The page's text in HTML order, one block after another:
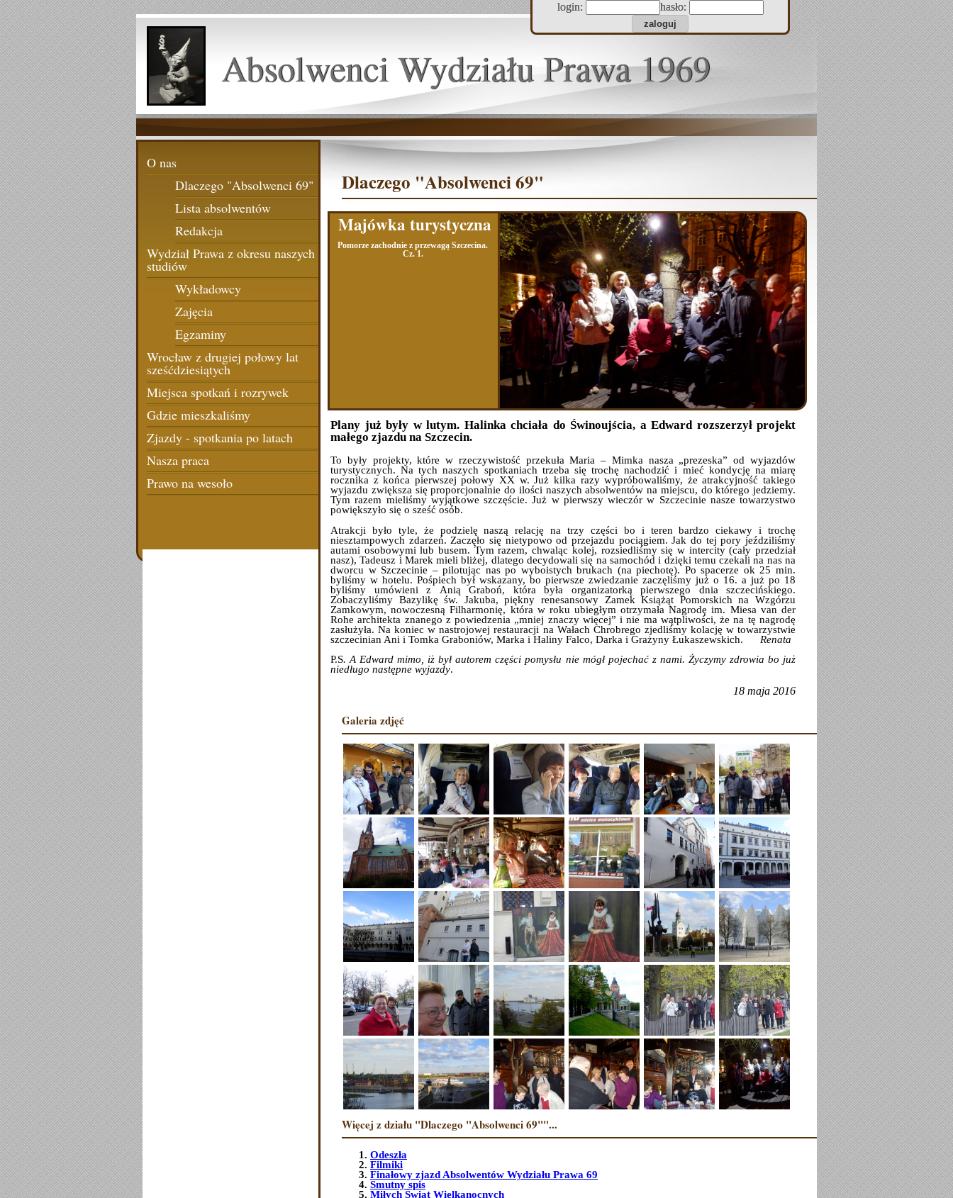
login: hasło:
Absolwenci Wydziału Prawa 1969
O nas
Dlaczego "Absolwenci 69"
Lista absolwentów
Redakcja
Wydział Prawa z okresu naszych
studiów
Wykładowcy
Zajęcia
Egzaminy
Wrocław z drugiej połowy lat
sześćdziesiątych
Miejsca spotkań i rozrywek
Gdzie mieszkaliśmy
Zjazdy - spotkania po latach
Nasza praca
Prawo na wesoło
Dlaczego "Absolwenci 69"
Majówka turystyczna
Pomorze zachodnie z przewagą Szczecina.
Cz. 1.
Plany już były w lutym. Halinka chciała do Świnoujścia, a Edward rozszerzył projekt
małego zjazdu na Szczecin.
To były projekty, które w rzeczywistość przekuła Maria – Mimka nasza „prezeska” od wyjazdów
turystycznych. Na tych naszych spotkaniach trzeba się trochę nachodzić i mieć kondycję na miarę
rocznika z końca pierwszej połowy XX w. Już kilka razy wypróbowaliśmy, że atrakcyjność takiego
wyjazdu zwiększa się proporcjonalnie do ilości naszych absolwentów na miejscu, do którego jedziemy.
Tym razem mieliśmy wyjątkowe szczęście. Już w pierwszy wieczór w Szczecinie nasze towarzystwo
powiększyło się o sześć osób.
Atrakcji było tyle, że podzielę naszą relację na trzy części bo i teren bardzo ciekawy i trochę
niesztampowych zdarzeń. Zaczęło się nietypowo od przejazdu pociągiem. Jak do tej pory jeździliśmy
autami osobowymi lub busem. Tym razem, chwaląc kolej, rozsiedliśmy się w intercity (cały przedział
nasz), Tadeusz i Marek mieli bliżej, dlatego decydowali się na samochód i dzięki temu czekali na nas na
dworcu w Szczecinie – pilotując nas po wyboistych brukach (na piechotę). Po spacerze ok 25 min.
byliśmy w hotelu. Pośpiech był wskazany, bo pierwsze zwiedzanie zaczęliśmy już o 16. a już po 18
byliśmy umówieni z Anią Graboń, która była organizatorką pierwszego dnia szczecińskiego.
Zobaczyliśmy Bazylikę św. Jakuba, piękny renesansowy Zamek Książąt Pomorskich na Wzgórzu
Zamkowym, nowoczesną Filharmonię, która w roku ubiegłym otrzymała Nagrodę im. Miesa van der
Rohe architekta znanego z powiedzenia „mniej znaczy więcej” i nie ma wątpliwości, że na tę nagrodę
zasłużyła. Na koniec w nastrojowej restauracji na Wałach Chrobrego zjedliśmy kolację w towarzystwie
szczecinian Ani i Tomka Graboniów, Marka i Haliny Falco, Darka i Grażyny Łukaszewskich.
Renata
P.S. A Edward mimo, iż był autorem części pomysłu nie mógł pojechać z nami. Życzymy zdrowia bo już
niedługo następne wyjazdy.
18 maja 2016
Galeria zdjęć
Więcej z działu "Dlaczego "Absolwenci 69""...
Odeszła
Filmiki
Finałowy zjazd Absolwentów Wydziału Prawa 69
Smutny spis
Miłych Świąt Wielkanocnych